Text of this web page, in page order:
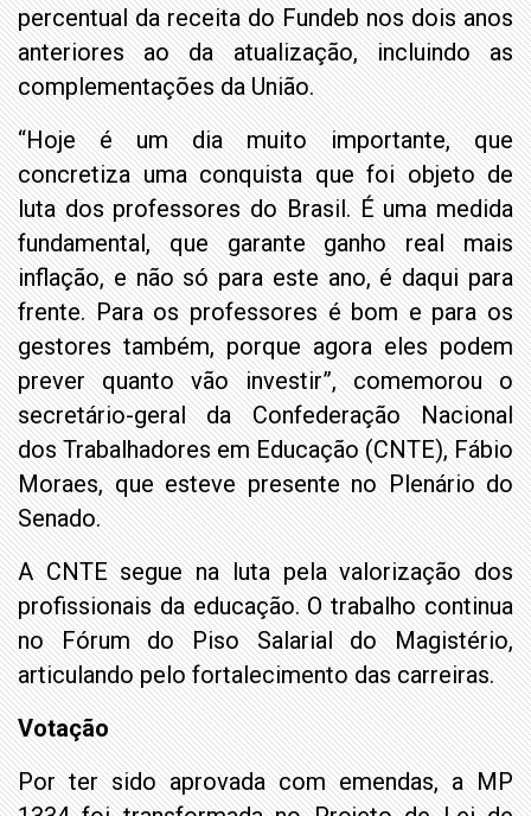
percentual da receita do Fundeb nos dois anos
anteriores ao da atualização, incluindo as
complementações da União.
“Hoje é um dia muito importante, que
concretiza uma conquista que foi objeto de
luta dos professores do Brasil. É uma medida
fundamental, que garante ganho real mais
inflação, e não só para este ano, é daqui para
frente. Para os professores é bom e para os
gestores também, porque agora eles podem
prever quanto vão investir”, comemorou o
secretário-geral da Confederação Nacional
dos Trabalhadores em Educação (CNTE), Fábio
Moraes, que esteve presente no Plenário do
Senado.
A CNTE segue na luta pela valorização dos
profissionais da educação. O trabalho continua
no Fórum do Piso Salarial do Magistério,
articulando pelo fortalecimento das carreiras.
Votação
Por ter sido aprovada com emendas, a MP